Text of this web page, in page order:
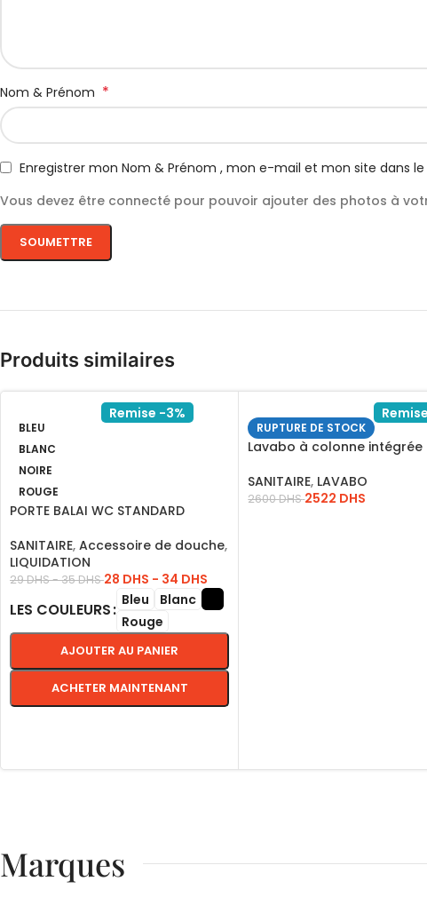
Nom & Prénom *
Enregistrer mon Nom & Prénom , mon e-mail et mon site dans
Vous devez être connecté pour pouvoir ajouter des photos à
Produits similaires
Remise -3%
BLEU
BLANC
NOIRE
ROUGE
PORTE BALAI WC STANDARD
SANITAIRE, Accessoire de douche,
LIQUIDATION
29DHS-35DHS 28 DHS - 34 DHS
LES COULEURS
Bleu
Blanc
Rouge
AJOUTER AU PANIER
ACHETER MAINTENANT
RUPTURE DE STOCK
Lavabo à colonne intégrée
SANITAIRE, LAVABO
2600DHS2522 DHS
Marques